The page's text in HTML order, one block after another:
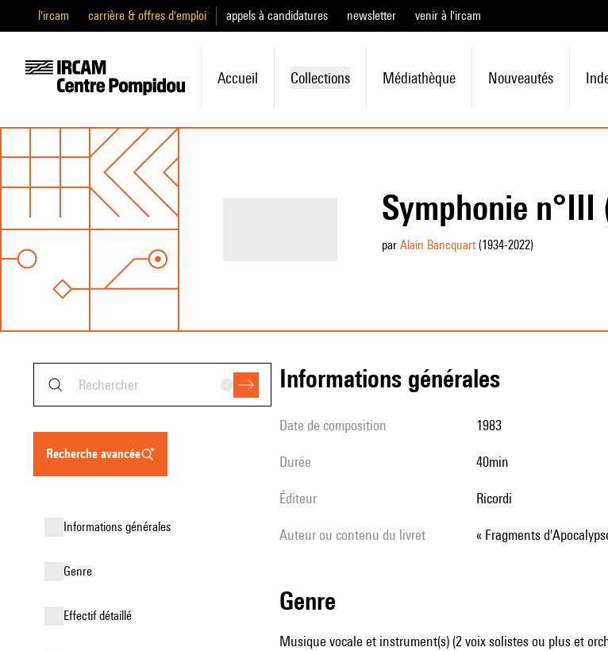
l'ircam carrière & offres d'emploi appels à candidatures newsletter venir à l'ircam
Accueil Collections Médiathèque Nouveautés
Symphonie n°III
par Alain Bancquart(1934-2022)
recherche avancée
informations générales
genre
effectif détaillé
informations générales
date de composition 1983
durée 40min
éditeur Ricordi
Auteur ou contenu du livret « Fragments
genre
Musique vocale et instrument(s) (2 voix solistes ou plus et